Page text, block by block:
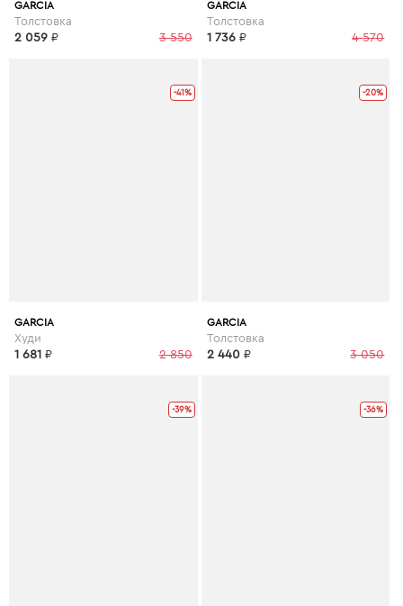
GARCIA
Толстовка
3 550
2 059 ₽
GARCIA
Толстовка
4 570
1 736 ₽
-41%
GARCIA
Худи
2 850
1 681 ₽
-20%
GARCIA
Толстовка
3 050
2 440 ₽
-39% -36%